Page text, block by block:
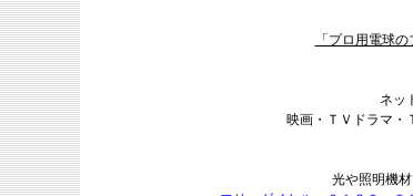
「プロ用電球
ネッ
映画・ＴＶドラマ・
光や照明機